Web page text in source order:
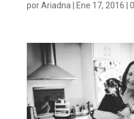
porAriadna Ene 17, 2016